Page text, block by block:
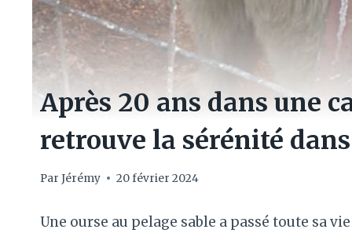
Après 20 ans dans une
retrouve la sérénité
Par Jérémy 20 février 2024
Une ourse au pelage sable a passé toute sa